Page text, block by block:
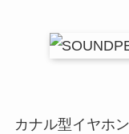
カナル型イヤホ